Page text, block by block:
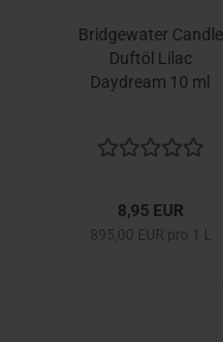
Bridgewater Candle
Duftöl Lilac
Daydream 10 ml
8,95 EUR
895,00 EUR pro 1 L